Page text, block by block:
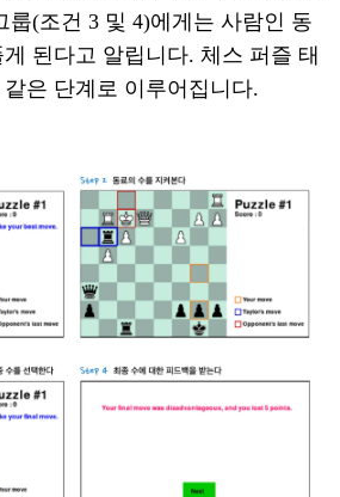
룹(조건 3 및 4)에게는 사람인 동
된다고 알립니다. 체스 퍼즐 태
은 단계로 이루어집니다.